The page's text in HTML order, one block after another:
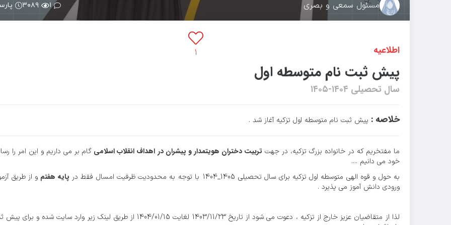
مسئول سمعی و بصری ۱ ۳۰۸۹
۱ اطلاعیه
پیش ثبت نام متوسطه اول
سال تحصیلی ۱۴۰۴-۱۴۰۵
خلاصه : پیش ثبت نام متوسطه اول تزکیه آغاز شد .
ما مفتخریم که در خانواده بزرگ تزکیه، در جهت تربیت دختران هویتمدار و پیشران در اهداف انقلاب اسلامی گام بر می داریم و این امر را
خود می دانیم ....
به حول و قوه الهی متوسطه اول تزکیه برای سال تحصیلی 1405_1404 با توجه به محدودیت ظرفیت امسال فقط در
پایه هفتم و از طریق
ورودی دانش آموز می پذیرد .
لذا از متقاضیان عزیز خارج از تزکیه ، دعوت می شود از تاریخ 1403/11/23 لغایت 1404/01/15 از طریق لینک زیر وارد سایت شده و